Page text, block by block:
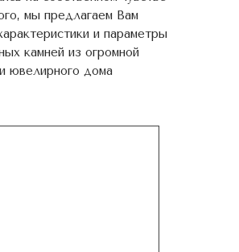
мы предлагаем Вам
и параметры
камней из огромной
ювелирного дома